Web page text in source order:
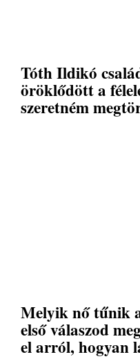
Tóth Ildikó
öröklődött a
szeretném
Melyik nő tűnik
első válaszod
el arról, hogyan